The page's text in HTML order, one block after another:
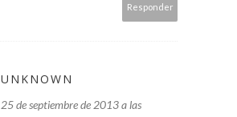
Responder
UNKNOWN
25 de septiembre de 2013 a las